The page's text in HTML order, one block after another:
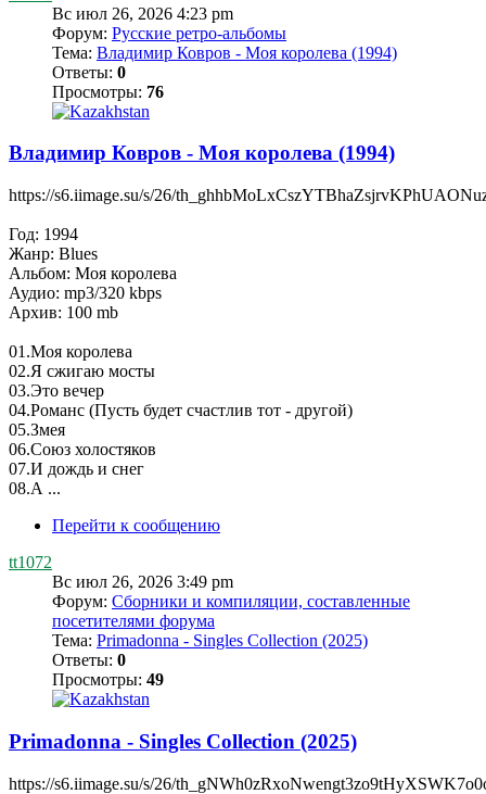
Вс июл 26, 2026 4:23 pm
Форум: Русские ретро-альбомы
Тема: Владимир Ковров - Моя королева (1994)
Ответы: 0
Просмотры: 76
Владимир Ковров - Моя королева (1994)
https://s6.iimage.su/s/26/
Год: 1994
Жанр: Blues
Альбом: Моя королева
Аудио: mp3/320 kbps
Архив: 100 mb
01.Моя королева
02.Я сжигаю мосты
03.Это вечер
04.Романс (Пусть будет счастлив тот - другой)
05.Змея
06.Союз холостяков
07.И дождь и снег
08.А ...
Перейти к сообщению
tt1072
Вс июл 26, 2026 3:49 pm
Форум: Сборники и компиляции, составленные
посетителями форума
Тема: Primadonna - Singles Collection (2025)
Ответы: 0
Просмотры: 49
Primadonna - Singles Collection (2025)
https://s6.iimage.su/s/26/